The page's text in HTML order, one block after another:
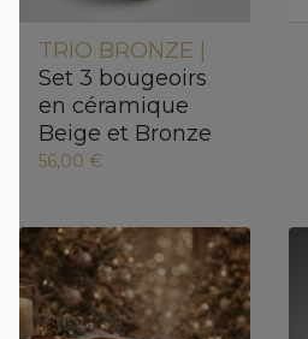
TRIO BRONZE |
Set 3 bougeoirs
en céramique
Beige et Bronze
56,00 €